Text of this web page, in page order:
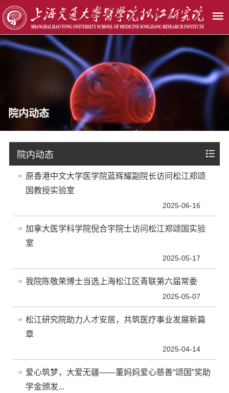
院内动态
院内动态
原香港中文大学医学院蓝辉耀副院长访问松江郑颂
国教授实验室
2025-06-16
加拿大医学科学院倪合宇院士访问松江郑颂国实验
室
2025-05-17
我院陈敬荣博士当选上海松江区青联第六届常委
2025-05-07
松江研究院助力人才安居，共筑医疗事业发展新篇
章
2025-04-14
爱心筑梦，大爱无疆——董妈妈爱心慈善“颂国”奖助
学金颁发...